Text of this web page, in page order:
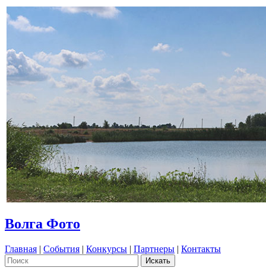
Волга Фото
Главная | События | Конкурсы | Партнеры | Контакты